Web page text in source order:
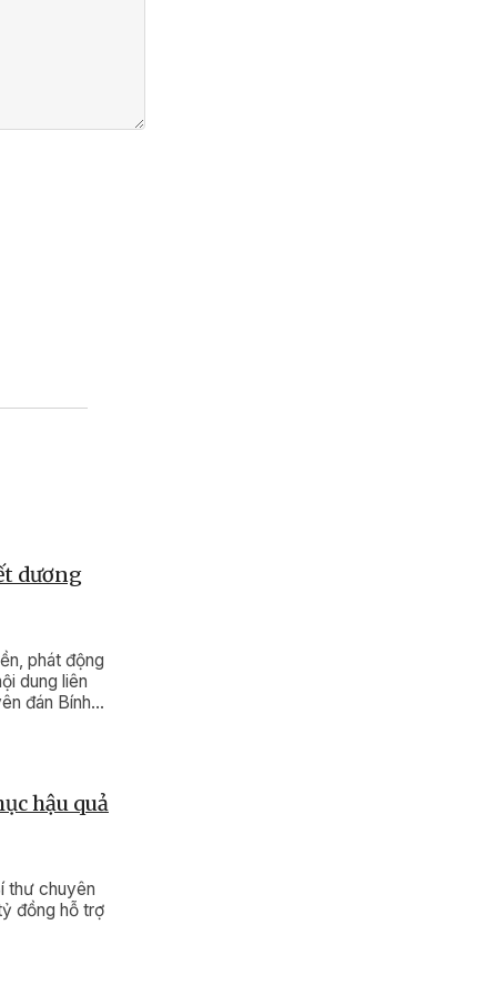
dương
phát động
dung liên
đán Bính
hậu quả
thư chuyên
đồng hỗ trợ